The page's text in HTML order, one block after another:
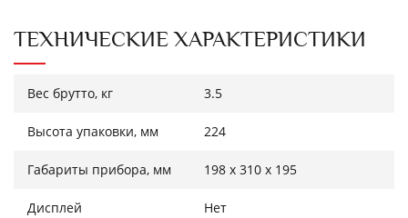
ТЕХНИЧЕСКИЕ ХАРАКТЕРИСТИКИ
Вес брутто, кг 3.5
Высота упаковки, мм 224
Габариты прибора, мм 198 х 310 х 195
Дисплей Нет